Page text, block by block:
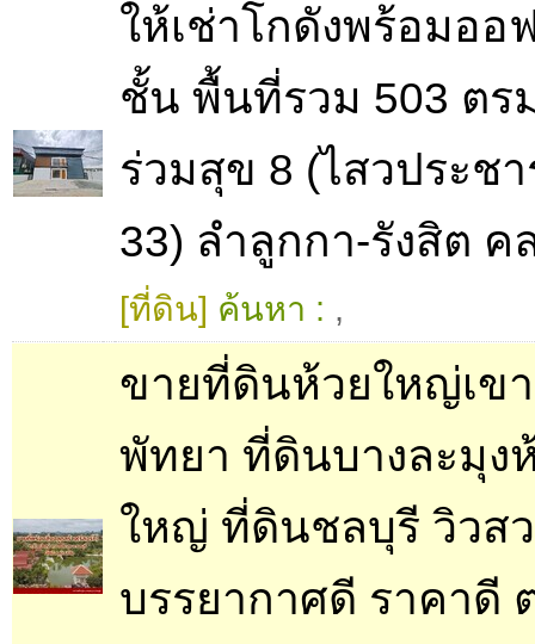
ให้เช่าโกดังพร้อมออ
ชั้น พื้นที่รวม 503 ตร
ร่วมสุข 8 (ไสวประช
33) ลำลูกกา-รังสิต ค
[ที่ดิน] ค้นหา : ,
ขายที่ดินห้วยใหญ่เข
พัทยา ที่ดินบางละมุง
ใหญ่ ที่ดินชลบุรี วิวส
บรรยากาศดี ราคาดี